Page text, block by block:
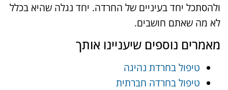
ולהסתכל יחד בעיניים של החרדה. יחד נגלה שהיא בכלל
לא מה שאתם חושבים.
מאמרים נוספים שיעניינו אותך
טיפול בחרדת נהיגה
טיפול בחרדה חברתית